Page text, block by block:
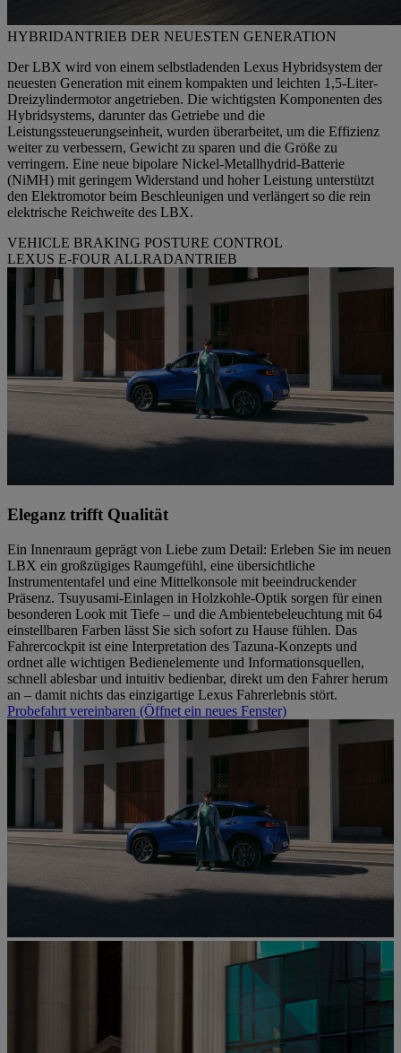
HYBRIDANTRIEB DER NEUESTEN GENERATION
Der LBX wird von einem selbstladenden Lexus Hybridsystem der
neuesten Generation mit einem kompakten und leichten 1,5-Liter-
Dreizylindermotor angetrieben. Die wichtigsten Komponenten des
Hybridsystems, darunter das Getriebe und die
Leistungssteuerungseinheit, wurden überarbeitet, um die Effizienz
weiter zu verbessern, Gewicht zu sparen und die Größe zu
verringern. Eine neue bipolare Nickel-Metallhydrid-Batterie
(NiMH) mit geringem Widerstand und hoher Leistung unterstützt
den Elektromotor beim Beschleunigen und verlängert so die rein
elektrische Reichweite des LBX.
VEHICLE BRAKING POSTURE CONTROL
LEXUS E-FOUR ALLRADANTRIEB
Eleganz trifft Qualität
Ein Innenraum geprägt von Liebe zum Detail: Erleben Sie im neuen
LBX ein großzügiges Raumgefühl, eine übersichtliche
Instrumententafel und eine Mittelkonsole mit beeindruckender
Präsenz. Tsuyusami-Einlagen in Holzkohle-Optik sorgen für einen
besonderen Look mit Tiefe – und die Ambientebeleuchtung mit 64
einstellbaren Farben lässt Sie sich sofort zu Hause fühlen. Das
Fahrercockpit ist eine Interpretation des Tazuna-Konzepts und
ordnet alle wichtigen Bedienelemente und Informationsquellen,
schnell ablesbar und intuitiv bedienbar, direkt um den Fahrer herum
an – damit nichts das einzigartige Lexus Fahrerlebnis stört.
Probefahrt vereinbaren (Öffnet ein neues Fenster)